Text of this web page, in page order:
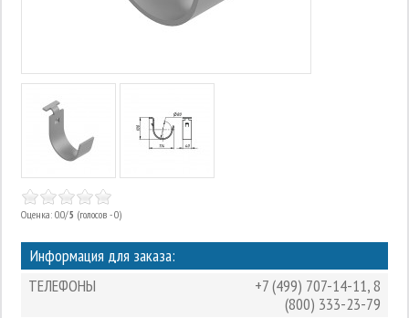
Оценка: 0.0/5 (голосов - 0)
Информация для заказа:
ТЕЛЕФОНЫ
+7 (499) 707-14-11,8
(800) 333-23-79